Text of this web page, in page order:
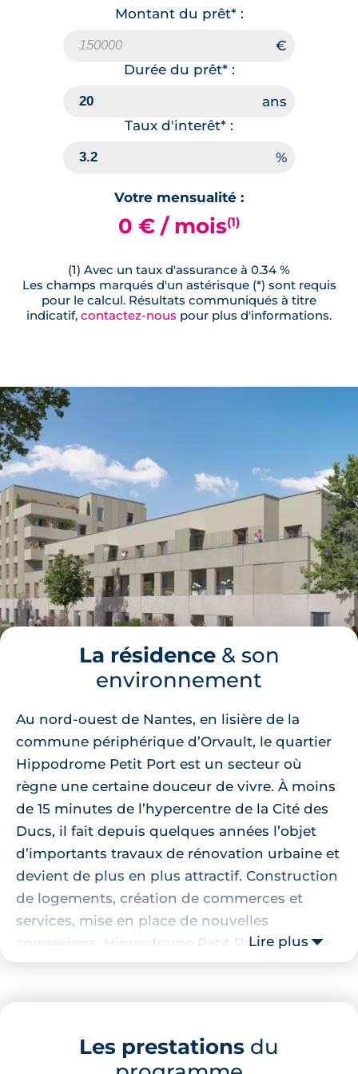
Montant du prêt* :
Durée du prêt* :
Taux d'interêt* :
Votre mensualité :
0 € / mois(1)
(1) Avec un taux d'assurance à 0.34 %
Les champs marqués d'un astérisque (*) sont requis
pour le calcul. Résultats communiqués à titre
indicatif, contactez-nous pour plus d'informations.
La résidence& son
environnement
Au nord-ouest de Nantes, en lisière de la
commune périphérique d’Orvault, le quartier
Hippodrome Petit Port est un secteur où
règne une certaine douceur de vivre. À moins
de 15 minutes de l’hypercentre de la Cité des
Ducs, il fait depuis quelques années l’objet
d’importants travaux de rénovation urbaine et
devient de plus en plus attractif. Construction
de logements, création de commerces et
services, mise en place de nouvelles
connexions, Hippodrome Petit Port s’attache
à répondre aux besoins de tous les profils
Environnement de la résidence
Lire plus
Les prestations du